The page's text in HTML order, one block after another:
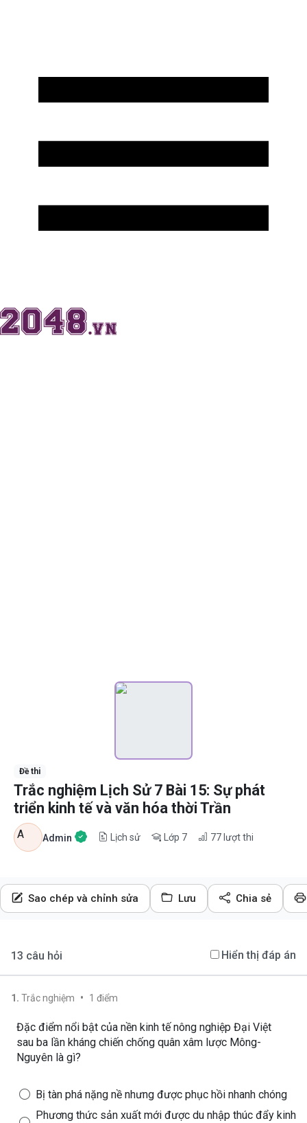
Đề thi
Trắc nghiệm Lịch Sử 7 Bài 15: Sự phát
triển kinh tế và văn hóa thời Trần
A Admin Lịch sử Lớp 7 77lượt thi
Sao chép và chỉnh sửa Lưu Chia sẻ
13 câu hỏi Hiển thị đáp án
1. Trắc nghiệm • 1 điểm
Đặc điểm nổi bật của nền kinh tế nông nghiệp Đại Việt
sau ba lần kháng chiến chống quân xâm lược Mông-
Nguyên là gì?
Bị tàn phá nặng nề nhưng được phục hồi nhanh chóng
Phương thức sản xuất mới được du nhập thúc đẩy kinh